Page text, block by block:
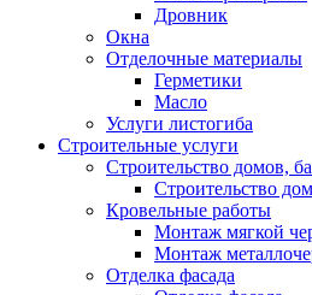
Дровник
Окна
Отделочные материалы
Герметики
Масло
Услуги листогиба
Строительные услуги
Строительство домов,
Строительство
Кровельные работы
Монтаж мягкой
Монтаж
Отделка фасада